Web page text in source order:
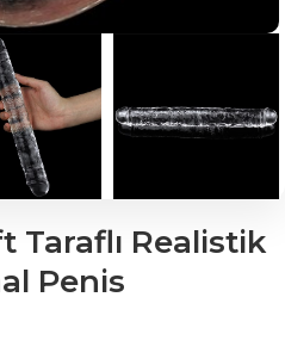
Taraflı Realistik
Penis